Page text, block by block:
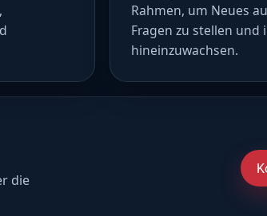
Rahmen, um Neues
Fragen zu stellen und
hineinzuwachsen.
die